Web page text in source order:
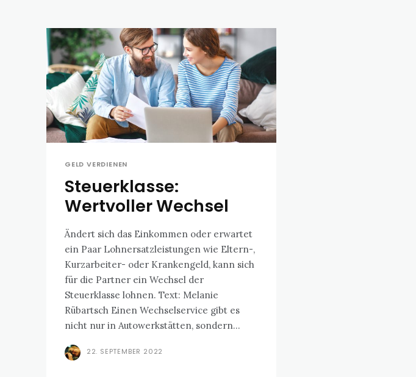
GELD VERDIENEN
Steuerklasse:
Wertvoller Wechsel
Ändert sich das Einkommen oder erwartet
ein Paar Lohnersatzleistungen wie Eltern-,
Kurzarbeiter- oder Krankengeld, kann sich
für die Partner ein Wechsel der
Steuerklasse lohnen. Text: Melanie
Rübartsch Einen Wechselservice gibt es
nicht nur in Autowerkstätten, sondern...
22. SEPTEMBER 2022